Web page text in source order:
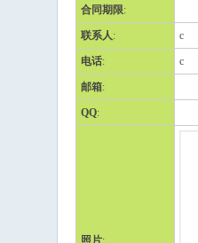
合同期限:
联系人: c
电话: c
邮箱:
QQ:
照片: